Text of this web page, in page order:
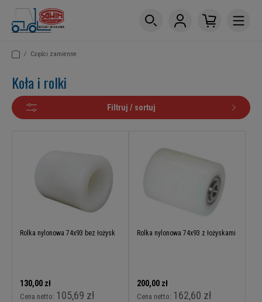
/ Części zamienne
Koła i rolki
Filtruj / sortuj
Rolka nylonowa 74x93 bez łożysk
130,00 zł
Cena netto: 105,69 zł
Rolka nylonowa 74x93 z łożyskami
200,00 zł
Cena netto: 162,60 zł